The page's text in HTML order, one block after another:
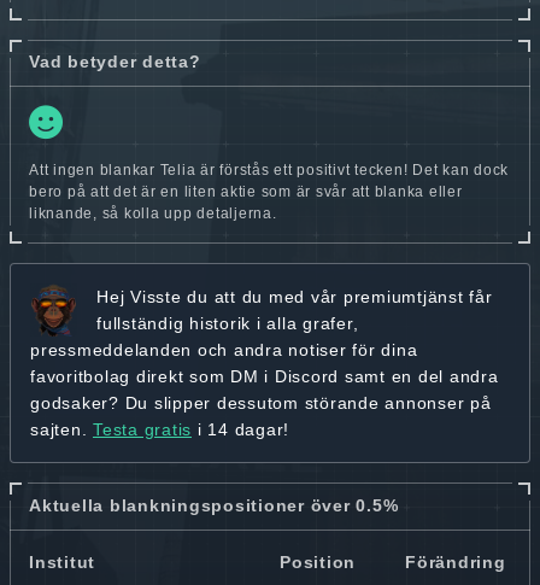
Vad betyder detta?
Att ingen blankar Telia är förstås ett positivt tecken! Det kan dock
bero på att det är en liten aktie som är svår att blanka eller
liknande, så kolla upp detaljerna.
Hej Visste du att du med vår premiumtjänst får
fullständig historik i alla grafer,
pressmeddelanden och andra notiser för dina
favoritbolag direkt som DM i Discord samt en del andra
godsaker? Du slipper dessutom störande annonser på
sajten. Testa gratis i 14 dagar!
Aktuella blankningspositioner över 0.5%
Institut Position
Förändring